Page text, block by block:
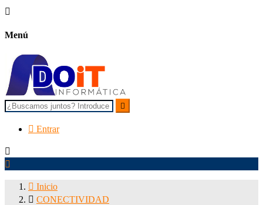

Menú

 Entrar


 Inicio
 CONECTIVIDAD